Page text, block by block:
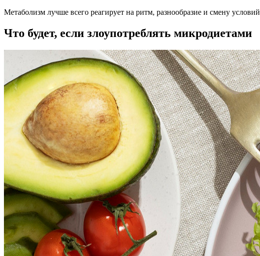
Метаболизм лучше всего реагирует на ритм, разнообразие и смену
Что будет, если злоупотреблять микродиетами